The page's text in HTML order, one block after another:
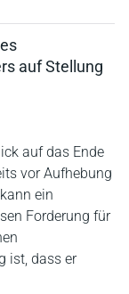
auf Stellung
auf das Ende
vor Aufhebung
ein
Forderung für
ist, dass er